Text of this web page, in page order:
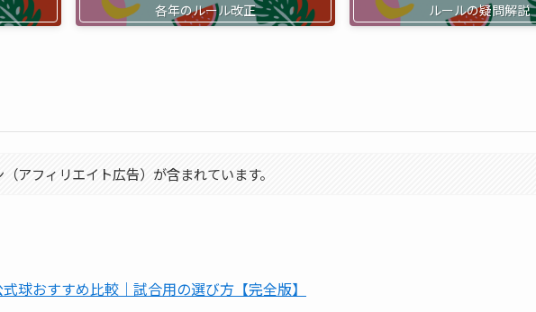
各年のルール改正 ルールの疑問解説
アフィリエイト広告）が含まれています。
球おすすめ比較｜試合用の選び方【完全版】